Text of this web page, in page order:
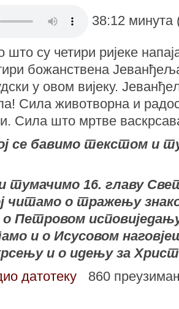
38:12
што су четири ријеке
божанствена
у овом вијеку.
Сила животворна и
Сила што мртве
се бавимо текстом и
тумачимо 16. главу
читамо о тражењу
о Петровом
и о Исусовом
и о идењу за
датотеку
860